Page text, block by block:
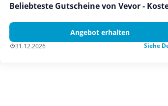
Beliebteste Gutscheine von Vevor -
Angebot erhalten
31.12.2026 Siehe